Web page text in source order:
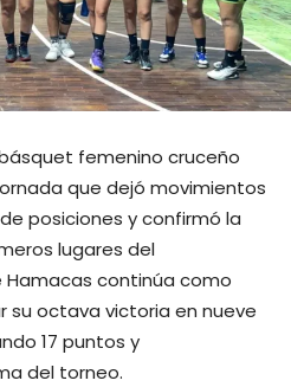
femenino cruceño
que dejó movimientos
posiciones y confirmó la
lugares del
continúa como
su octava victoria en nueve
17 puntos y
del torneo.